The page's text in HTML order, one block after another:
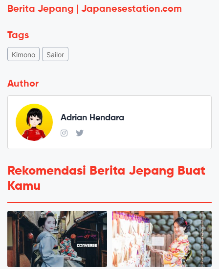
Berita Jepang | Japanesestation.com
Tags
Kimono Sailor
Author
Adrian Hendara
Rekomendasi Berita Jepang Buat
Kamu